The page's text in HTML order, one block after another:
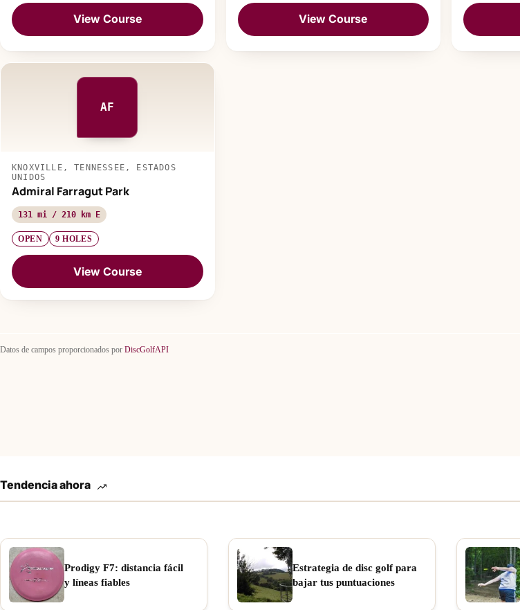
View Course View Course
AF
KNOXVILLE, TENNESSEE, ESTADOS
UNIDOS
Admiral Farragut Park
131 mi / 210 km E
OPEN 9 HOLES
View Course
Datos de campos proporcionados por DiscGolfAPI
Tendencia ahora
Prodigy F7: distancia fácil
y líneas fiables
Estrategia de disc golf para
bajar tus puntuaciones